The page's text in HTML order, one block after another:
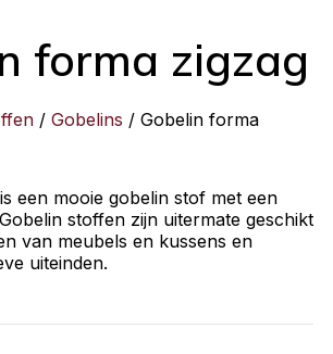
forma zigzag
/ Gobelins / Gobelin forma
een mooie gobelin stof met een
stoffen zijn uitermate geschikt
van meubels en kussens en
uiteinden.